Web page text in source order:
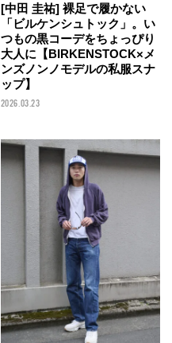
[中田 圭祐] 裸足で履かない
「ビルケンシュトック」。い
つもの黒コーデをちょっぴり
大人に【BIRKENSTOCK×メ
ンズノンノモデルの私服スナ
ップ】
2026.03.23